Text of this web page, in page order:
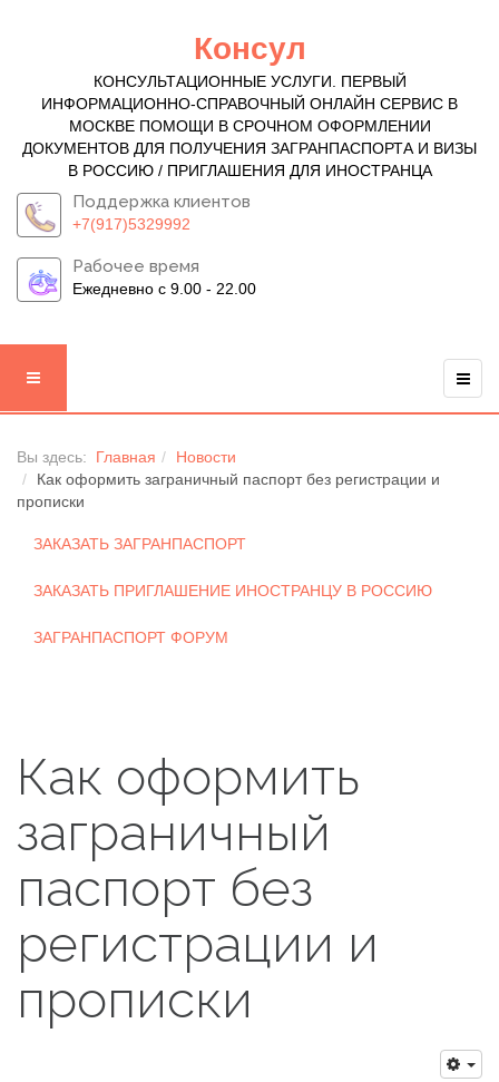
Консул
КОНСУЛЬТАЦИОННЫЕ УСЛУГИ. ПЕРВЫЙ
ИНФОРМАЦИОННО-СПРАВОЧНЫЙ ОНЛАЙН СЕРВИС В
МОСКВЕ ПОМОЩИ В СРОЧНОМ ОФОРМЛЕНИИ
ДОКУМЕНТОВ ДЛЯ ПОЛУЧЕНИЯ ЗАГРАНПАСПОРТА И ВИЗЫ
В РОССИЮ / ПРИГЛАШЕНИЯ ДЛЯ ИНОСТРАНЦА
Поддержка клиентов
+7(917)5329992
Рабочее время
Ежедневно с 9.00 - 22.00
Вы здесь: Главная
Новости
Как оформить заграничный паспорт без регистрации и
прописки
ЗАКАЗАТЬ ЗАГРАНПАСПОРТ
ЗАКАЗАТЬ ПРИГЛАШЕНИЕ ИНОСТРАНЦУ В РОССИЮ
ЗАГРАНПАСПОРТ ФОРУМ
Как оформить
заграничный
паспорт без
регистрации и
прописки